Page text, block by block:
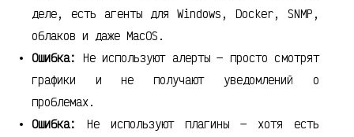
деле, есть агенты для Windows, Docker, SNMP,
облаков и даже MacOS.
Ошибка: Не используют алерты — просто смотрят
графики и не получают уведомлений о
проблемах.
Ошибка:
Не используют плагины — хотя есть